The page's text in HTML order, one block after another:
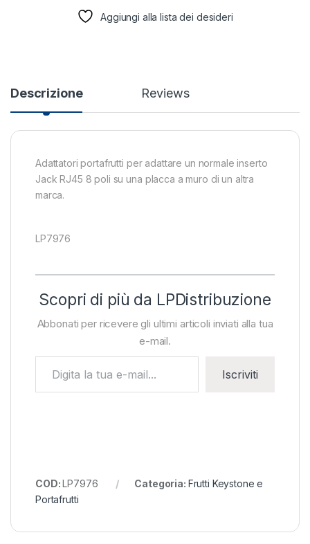
Aggiungi alla lista dei desideri
Descrizione Reviews
Adattatori portafrutti per adattare un normale inserto
Jack RJ45 8 poli su una placca a muro di un altra
marca.
LP7976
Scopri di più da LPDistribuzione
Abbonati per ricevere gli ultimi articoli inviati alla tua
e-mail.
Iscriviti
COD:LP7976 Categoria: Frutti Keystone e
Portafrutti